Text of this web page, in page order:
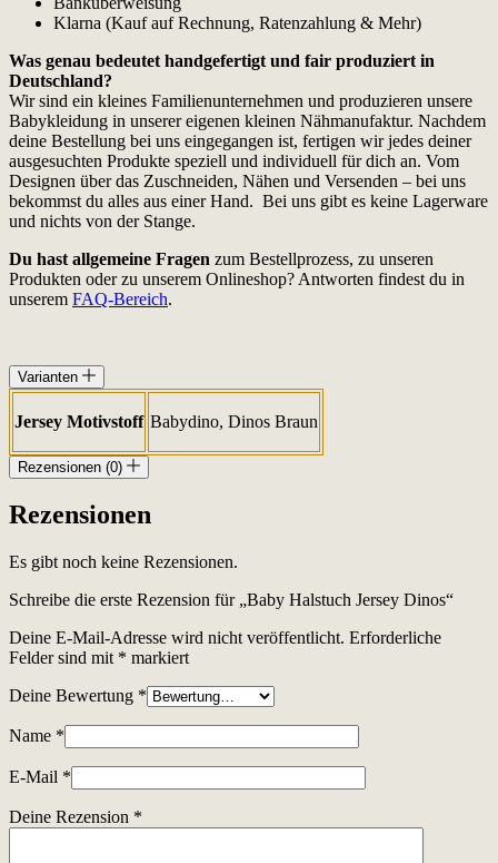
Klarna (Kauf auf Rechnung, Ratenzahlung & Mehr)
Was genau bedeutet handgefertigt und fair produziert in
Deutschland?
Wir sind ein kleines Familienunternehmen und produzieren unsere
Babykleidung in unserer eigenen kleinen Nähmanufaktur. Nachdem
deine Bestellung bei uns eingegangen ist, fertigen wir jedes deiner
ausgesuchten Produkte speziell und individuell für dich an. Vom
Designen über das Zuschneiden, Nähen und Versenden – bei uns
bekommst du alles aus einer Hand. Bei uns gibt es keine Lagerware
und nichts von der Stange.
Du hast allgemeine Fragen zum Bestellprozess, zu unseren
Produkten oder zu unserem Onlineshop? Antworten findest du in
unserem FAQ-Bereich.
Varianten
Jersey Motivstoff Babydino, Dinos Braun
Rezensionen (0)
Rezensionen
Es gibt noch keine Rezensionen.
Schreibe die erste Rezension für „Baby Halstuch Jersey Dinos“
Deine E-Mail-Adresse wird nicht veröffentlicht. Erforderliche
Felder sind mit * markiert
Deine Bewertung *
Name *
E-Mail *
Deine Rezension *